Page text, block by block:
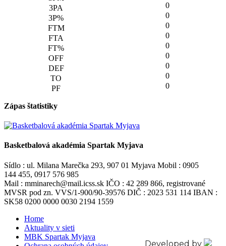
0
0
0
0
0
0
0
0
0
Zápas štatistiky
Basketbalová akadémia Spartak Myjava
Sídlo : ul. Milana Marečka 293, 907 01 Myjava Mobil : 0905
144 455, 0917 576 985
Mail : mminarech@mail.icss.sk IČO : 42 289 866, registrované
MVSR pod zn. VVS/1-900/90-39576 DIČ : 2023 531 114 IBAN :
SK58 0200 0000 0030 2194 1559
Home
Aktuality v sieti
MBK Spartak Myjava
Developed by